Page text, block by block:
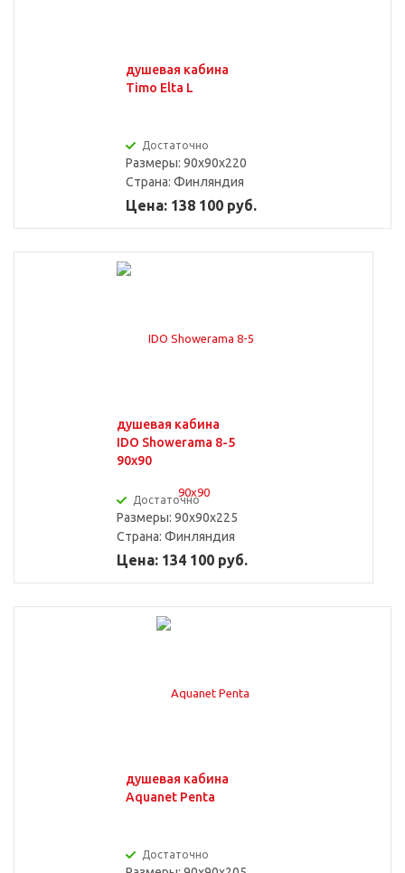
душевая кабина
Timo Elta L
Достаточно
Размеры: 90x90x220
Страна: Финляндия
Цена: 138 100 руб.
душевая кабина
IDO Showerama 8-5
90x90
Достаточно
Размеры: 90x90x225
Страна: Финляндия
Цена: 134 100 руб.
душевая кабина
Aquanet Penta
Достаточно